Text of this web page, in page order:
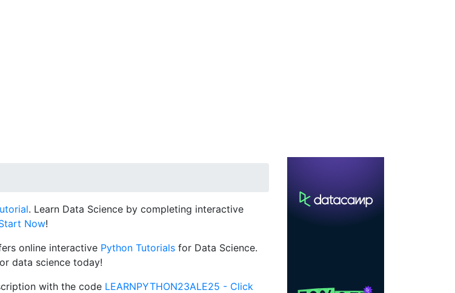
. Learn Data Science by completing interactive
Now!
online interactive Python Tutorials for Data Science.
data science today!
with the code LEARNPYTHON23ALE25 - Click